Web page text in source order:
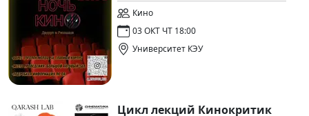
Кино
03 ОКТ ЧТ 18:00
Университет КЭУ
Цикл лекций Кинокритик